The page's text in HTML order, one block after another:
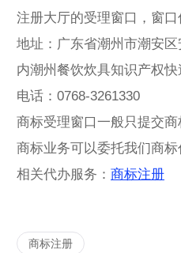
注册大厅的受理窗口，窗口
地址：广东省潮州市潮安
内潮州餐饮炊具知识产权
电话：0768-3261330
商标受理窗口一般只提交
商标业务可以委托我们商标
相关代办服务： 商标注册
商标注册